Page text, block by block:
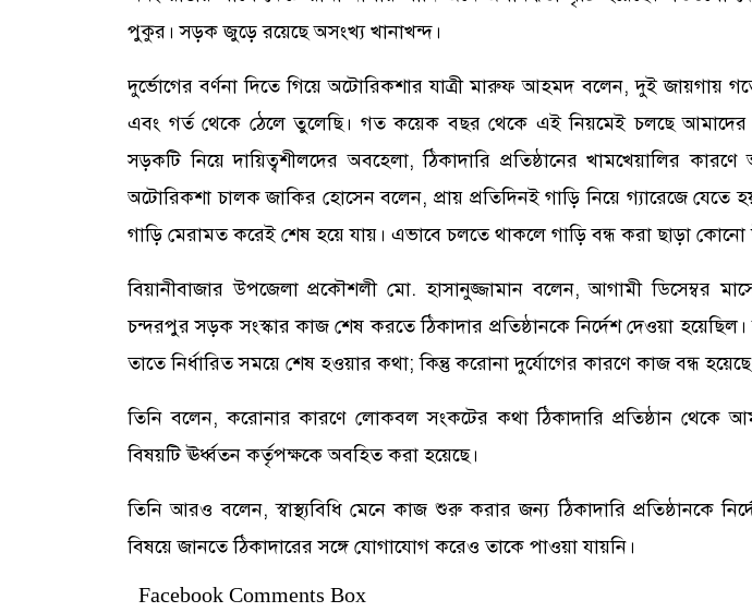
পুকুর। সড়ক জুড়ে রয়েছে অসংখ্য খানাখন্দ।
দুর্ভোগের বর্ণনা দিতে গিয়ে অটোরিকশার যাত্রী মারুফ আহমদ বলেন, দুই জায়গায়
এবং গর্ত থেকে ঠেলে তুলেছি। গত কয়েক বছর থেকে এই নিয়মেই চলছে আমাদের
সড়কটি নিয়ে দায়িত্বশীলদের অবহেলা, ঠিকাদারি প্রতিষ্ঠানের খামখেয়ালির
অটোরিকশা চালক জাকির হোসেন বলেন, প্রায় প্রতিদিনই গাড়ি নিয়ে গ্যারেজে যেতে
গাড়ি মেরামত করেই শেষ হয়ে যায়। এভাবে চলতে থাকলে গাড়ি বন্ধ করা ছাড়া কোনো
বিয়ানীবাজার উপজেলা প্রকৌশলী মো. হাসানুজ্জামান বলেন, আগামী ডিসেম্বর
চন্দরপুর সড়ক সংস্কার কাজ শেষ করতে ঠিকাদার প্রতিষ্ঠানকে নির্দেশ দেওয়া
তাতে নির্ধারিত সময়ে শেষ হওয়ার কথা; কিন্তু করোনা দুর্যোগের কারণে কাজ বন্ধ
তিনি বলেন, করোনার কারণে লোকবল সংকটের কথা ঠিকাদারি প্রতিষ্ঠান থেকে
বিষয়টি ঊর্ধ্বতন কর্তৃপক্ষকে অবহিত করা হয়েছে।
তিনি আরও বলেন, স্বাস্থ্যবিধি মেনে কাজ শুরু করার জন্য ঠিকাদারি প্রতিষ্ঠানকে
বিষয়ে জানতে ঠিকাদারের সঙ্গে যোগাযোগ করেও তাকে পাওয়া যায়নি।
Facebook Comments Box